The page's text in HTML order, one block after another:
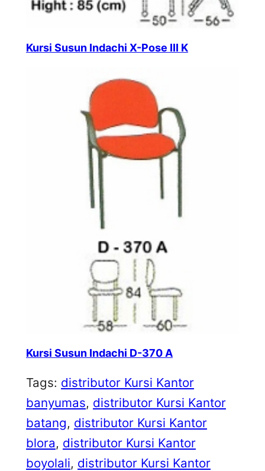
Kursi Susun Indachi X-Pose III K
Kursi Susun Indachi D-370 A
Tags: distributor Kursi Kantor
banyumas, distributor Kursi Kantor
batang, distributor Kursi Kantor
blora, distributor Kursi Kantor
boyolali, distributor Kursi Kantor